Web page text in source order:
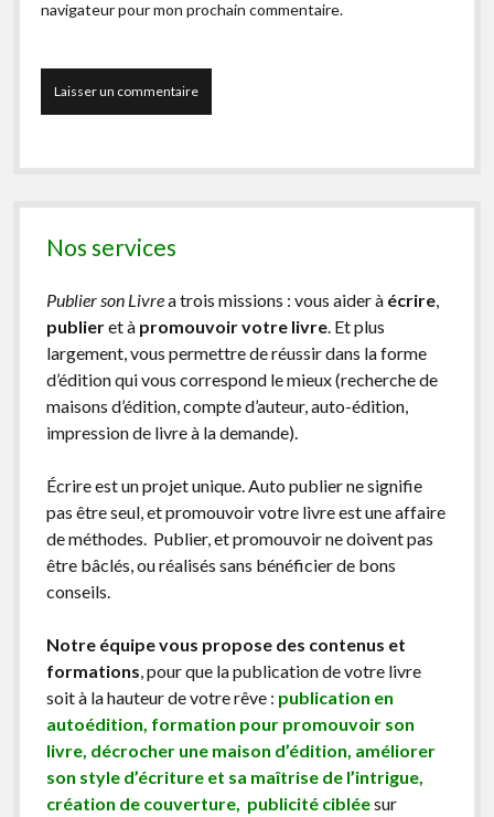
navigateur pour mon prochain commentaire.
Nos services
Publier son Livrea trois missions : vous aider à écrire,
publieret à promouvoir votre livre. Et plus
largement, vous permettre de réussir dans la forme
d’édition qui vous correspond le mieux (recherche de
maisons d’édition, compte d’auteur, auto-édition,
impression de livre à la demande).
Écrire est un projet unique. Auto publier ne signifie
pas être seul, et promouvoir votre livre est une affaire
de méthodes. Publier, et promouvoir ne doivent pas
être bâclés, ou réalisés sans bénéficier de bons
conseils.
Notre équipe vous propose des contenus et
formations, pour que la publication de votre livre
soit à la hauteur de votre rêve : publication en
autoédition, formation pour promouvoir son
livre, décrocher une maison d’édition, améliorer
son style d’écriture et sa maîtrise de l’intrigue,
création de couverture, publicité cibléesur